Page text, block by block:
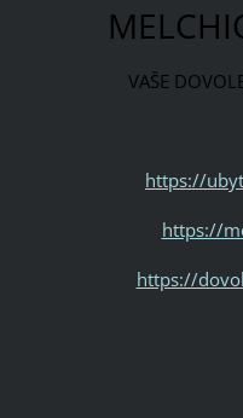
VAŠE
https://
https://
https://